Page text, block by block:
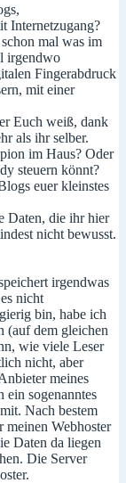
Internetzugang?
mal was im
irgendwo
Fingerabdruck
mit einer
Euch weiß, dank
als ihr selber.
im Haus? Oder
steuern könnt?
euer kleinstes
Daten, die ihr hier
nicht bewusst.
irgendwas
nicht
bin, habe ich
(auf dem gleichen
wie viele Leser
nicht, aber
meines
ein sogenanntes
Nach bestem
Webhoster
Daten da liegen
Die Server